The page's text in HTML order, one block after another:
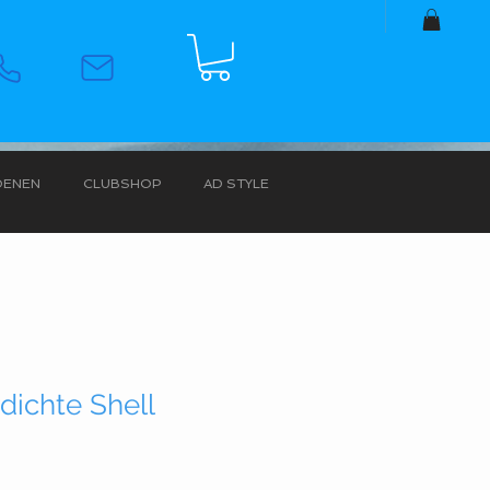
CLUBSHOP AD STYLE
Shell